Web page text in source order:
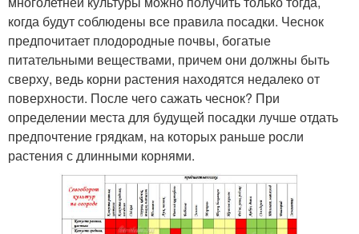
когда будут соблюдены все правила посадки. Чеснок
предпочитает плодородные почвы, богатые
питательными веществами, причем они должны быть
сверху, ведь корни растения находятся недалеко от
поверхности. После чего сажать чеснок? При
определении места для будущей посадки лучше отдать
предпочтение грядкам, на которых раньше росли
растения с длинными корнями.